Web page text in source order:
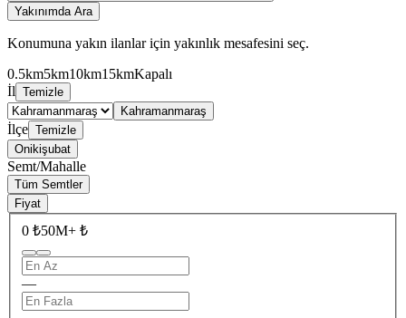
Yakınımda Ara
Konumuna yakın ilanlar için yakınlık mesafesini seç.
0.5km5km10km15kmKapalı
İl Temizle
Kahramanmaraş
İlçe Temizle
Onikişubat
Semt/Mahalle
Tüm Semtler
Fiyat
0 ₺50M+ ₺
—